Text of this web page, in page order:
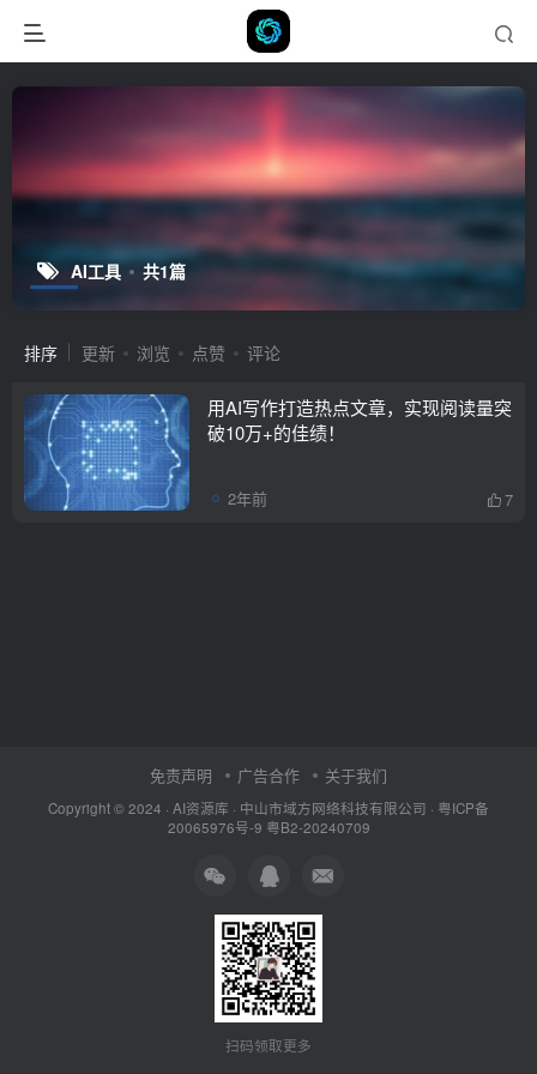
AI工具 共1篇
排序 更新 浏览 点赞 评论
用AI写作打造热点文章，实现阅读量突
破10万+的佳绩！
2年前 7
免责声明 广告合作 关于我们
Copyright © 2024 · AI资源库 · 中山市域方网络科技有限公司 · 粤ICP备
20065976号-9 粤B2-20240709
扫码领取更多